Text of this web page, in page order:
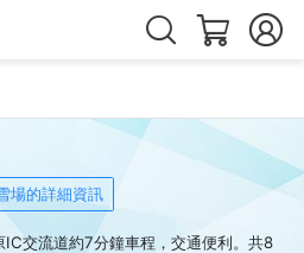
場的詳細資訊
交流道約7分鐘車程，交通便利。共8